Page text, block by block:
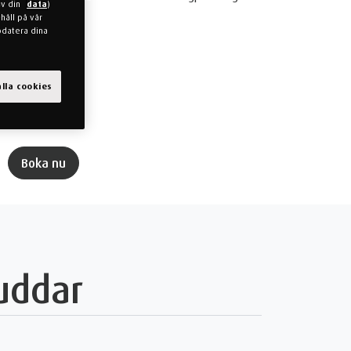
förpliktelser.
Boka nu
din data)
på vår
dina
cookies